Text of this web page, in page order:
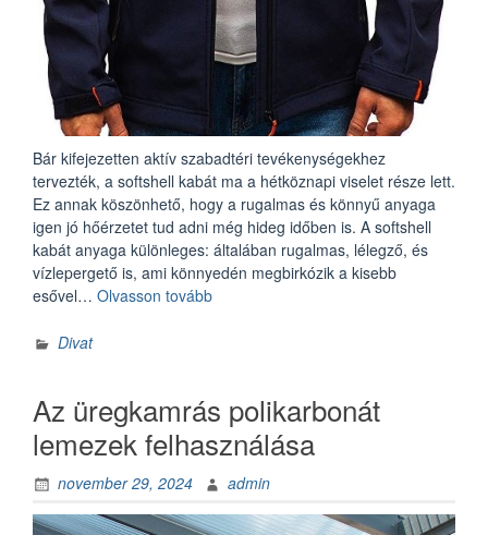
Bár kifejezetten aktív szabadtéri tevékenységekhez
tervezték, a softshell kabát ma a hétköznapi viselet része lett.
Ez annak köszönhető, hogy a rugalmas és könnyű anyaga
igen jó hőérzetet tud adni még hideg időben is. A softshell
kabát anyaga különleges: általában rugalmas, lélegző, és
vízlepergető is, ami könnyedén megbirkózik a kisebb
esővel… Olvasson tovább„A
öltözet”
Divat
Az üregkamrás polikarbonát
lemezek felhasználása
november 29, 2024 admin